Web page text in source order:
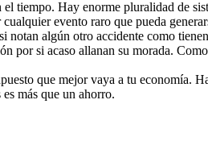
tiempo. Hay enorme pluralidad de
evento raro que pueda
notan algún otro accidente como
por si acaso allanan su morada.
que mejor vaya a tu economía.
más que un ahorro.